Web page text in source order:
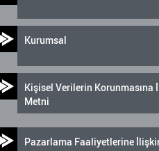
Kurumsal
Kişisel Verilerin
Metni
Pazarlama Faaliyetlerine